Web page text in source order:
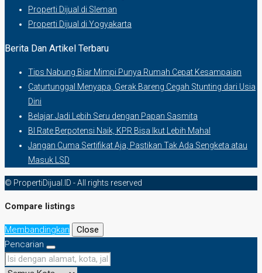
Properti Dijual di Sleman
Properti Dijual di Yogyakarta
Berita Dan Artikel Terbaru
Tips Nabung Biar Mimpi Punya Rumah Cepat Kesampaian
Caturtunggal Menyapa, Gerak Bareng Cegah Stunting dari Usia
Dini
Belajar Jadi Lebih Seru dengan Papan Sasmita
BI Rate Berpotensi Naik, KPR Bisa Ikut Lebih Mahal
Jangan Cuma Sertifikat Aja, Pastikan Tak Ada Sengketa atau
Masuk LSD
© PropertiDijual.ID - All rights reserved
Compare listings
Membandingkan
Close
Pencarian